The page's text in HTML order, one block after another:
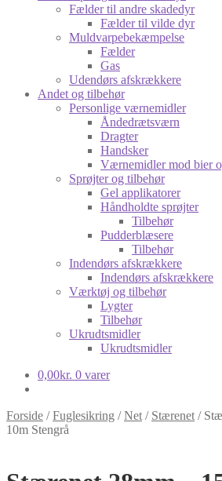
Fælder til andre skadedyr
Fælder til vilde dyr
Muldvarpebekæmpelse
Fælder
Gas
Udendørs afskrækkere
Andet og tilbehør
Personlige værnemidler
Åndedrætsværn
Dragter
Handsker
Værnemidler mod bier
Sprøjter og tilbehør
Gel applikatorer
Håndholdte sprøjter
Tilbehør
Pudderblæsere
Tilbehør
Indendørs afskrækkere
Indendørs afskrækkere
Værktøj og tilbehør
Lygter
Tilbehør
Ukrudtsmidler
Ukrudtsmidler
0,00kr. 0 varer
Forside /Fuglesikring /Net / Stærenet /
10m Stengrå